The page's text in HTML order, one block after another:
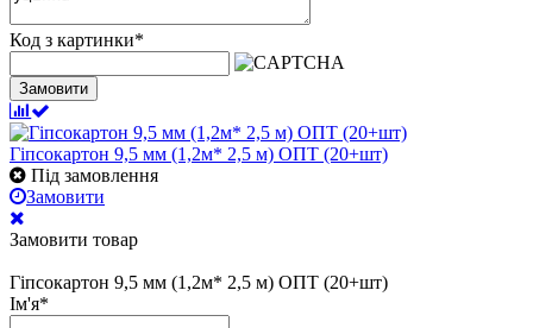
Код з картинки*
Замовити
Гіпсокартон 9,5 мм (1,2м* 2,5 м) ОПТ (20+шт)
Під замовлення
Замовити
Замовити товар
Гіпсокартон 9,5 мм (1,2м* 2,5 м) ОПТ (20+шт)
Ім'я*